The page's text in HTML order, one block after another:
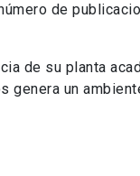
de
de su planta
un